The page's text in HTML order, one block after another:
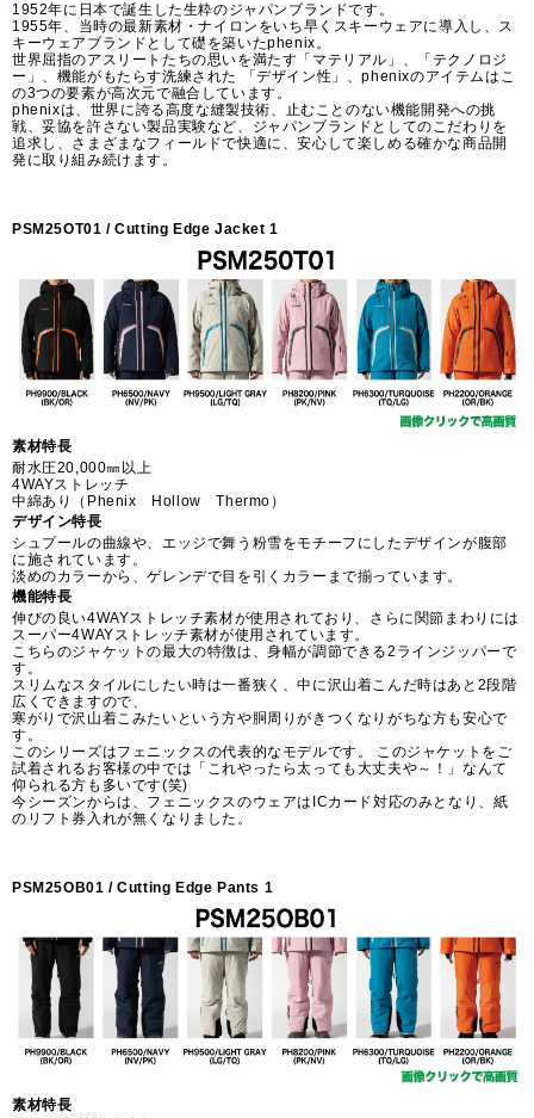
1952年に日本で誕生した生粋のジャパンブランドです。
1955年、当時の最新素材・ナイロンをいち早くスキーウェアに導入し、ス
キーウェアブランドとして礎を築いたphenix。
世界屈指のアスリートたちの思いを満たす「マテリアル」、「テクノロジ
ー」、機能がもたらす洗練された 「デザイン性」、phenixのアイテムはこ
の3つの要素が高次元で融合しています。
phenixは、世界に誇る高度な縫製技術、止むことのない機能開発への挑
戦、妥協を許さない製品実験など、ジャパンブランドとしてのこだわりを
追求し、さまざまなフィールドで快適に、安心して楽しめる確かな商品開
発に取り組み続けます。
PSM25OT01 / Cutting Edge Jacket 1
素材特長
耐水圧20,000㎜以上
4WAYストレッチ
中綿あり（Phenix Hollow Thermo）
デザイン特長
シュプールの曲線や、エッジで舞う粉雪をモチーフにしたデザインが腹部
に施されています。
淡めのカラーから、ゲレンデで目を引くカラーまで揃っています。
機能特長
伸びの良い4WAYストレッチ素材が使用されており、さらに関節まわりには
スーパー4WAYストレッチ素材が使用されています。
こちらのジャケットの最大の特徴は、身幅が調節できる2ラインジッパーで
す。
スリムなスタイルにしたい時は一番狭く、中に沢山着こんだ時はあと2段階
広くできますので、
寒がりで沢山着こみたいという方や胴周りがきつくなりがちな方も安心で
す。
このシリーズはフェニックスの代表的なモデルです。 このジャケットをご
試着されるお客様の中では「これやったら太っても大丈夫や～！」なんて
仰られる方も多いです(笑)
今シーズンからは、フェニックスのウェアはICカード対応のみとなり、紙
のリフト券入れが無くなりました。
PSM25OB01 / Cutting Edge Pants 1
素材特長